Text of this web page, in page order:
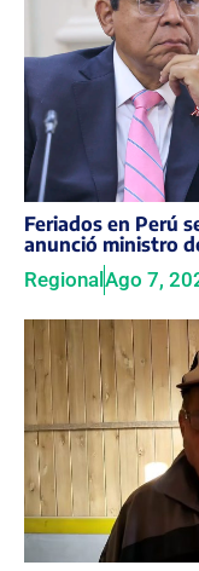
Feriados en Perú
anunció ministro
Regional Ago 7,